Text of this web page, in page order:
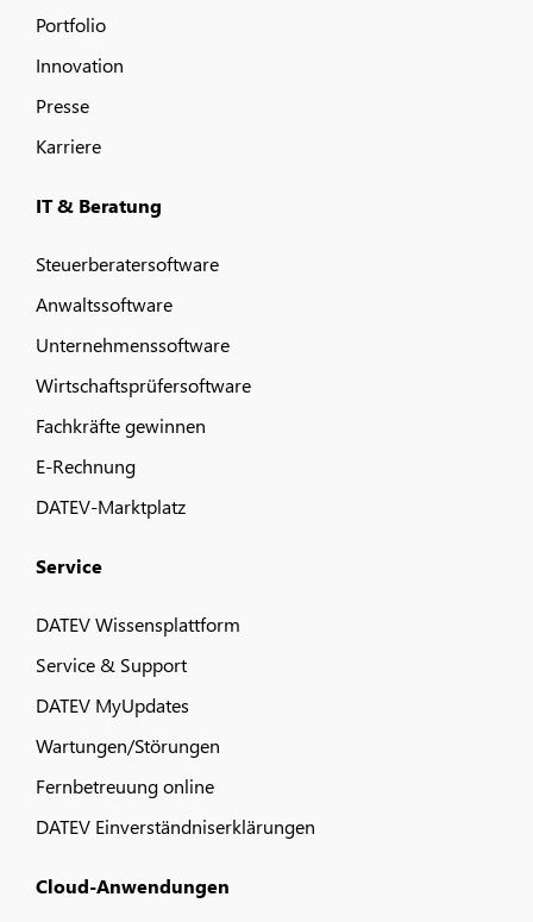
Portfolio
Innovation
Presse
Karriere
IT & Beratung
Steuerberatersoftware
Anwaltssoftware
Unternehmenssoftware
Wirtschaftsprüfersoftware
Fachkräfte gewinnen
E-Rechnung
DATEV-Marktplatz
Service
DATEV Wissensplattform
Service & Support
DATEV MyUpdates
Wartungen/Störungen
Fernbetreuung online
DATEV Einverständniserklärungen
Cloud-Anwendungen